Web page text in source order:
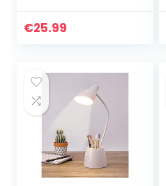
3 kleurmodi swing
bureauaccessoires
, werkbank,
architect
€25.99